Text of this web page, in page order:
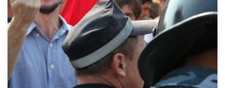
Дал вот небольшое интервью беларускому порталу КУ.
- Фашизм сегодня – слово куда более широкое, нежели
политико-философская доктрина. Фашизмом можно
назвать хамство продавщицы в гастрономе и толпу
бритоголовых подростков, которые избивают
чернокожего человека.